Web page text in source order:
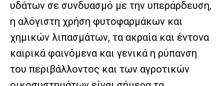
υδάτων σε συνδυασμό με την υπεράρδευση,
η αλόγιστη χρήση φυτοφαρμάκων και
χημικών λιπασμάτων, τα ακραία και έντονα
καιρικά φαινόμενα και γενικά η ρύπανση
του περιβάλλοντος και των αγροτικών